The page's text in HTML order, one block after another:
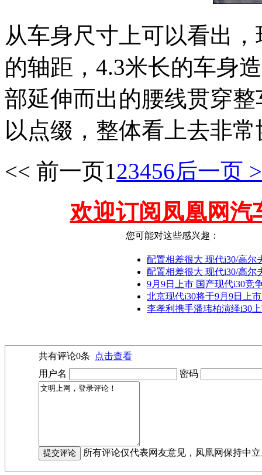
从车身尺寸上可以看出
的轴距，4.3米长的车身
部延伸而出的腰线贯穿
以点缀，整体看上去非
<< 前一页123456后一页
欢迎订阅凤凰网汽
您可能对这些感兴趣：
配置相差很大 现代i30/高尔
配置相差很大 现代i30/高尔
9月9日上市 国产现代i30竞
北京现代i30将于9月9日上
李孝利携手潘玮柏演绎i30
共有评论0条
点击查看
用户名
密码
所有评论仅代表网友意见，凤凰网保持中